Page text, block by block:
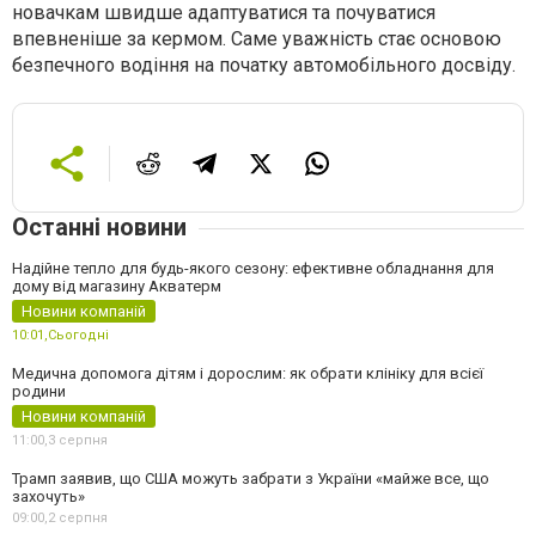
новачкам швидше адаптуватися та почуватися
впевненіше за кермом. Саме уважність стає основою
безпечного водіння на початку автомобільного досвіду.
Останні новини
Надійне тепло для будь-якого сезону: ефективне обладнання для
дому від магазину Акватерм
Новини компаній
10:01,Сьогодні
Медична допомога дітям і дорослим: як обрати клініку для всієї
родини
Новини компаній
11:00,3 серпня
Трамп заявив, що США можуть забрати з України «майже все, що
захочуть»
09:00,2 серпня